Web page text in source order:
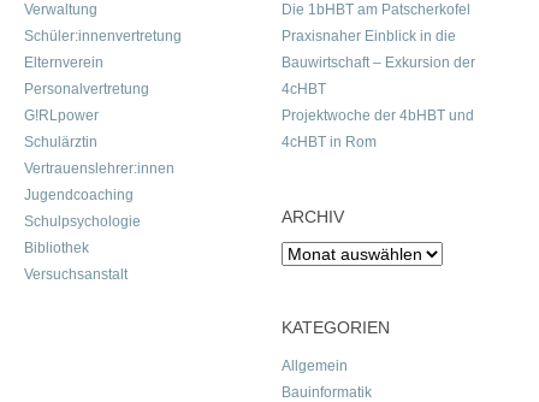
Verwaltung
Schüler:innenvertretung
Elternverein
Personalvertretung
G!RLpower
Schulärztin
Vertrauenslehrer:innen
Jugendcoaching
Schulpsychologie
Bibliothek
Versuchsanstalt
Die 1bHBT am Patscherkofel
Praxisnaher Einblick in die
Bauwirtschaft – Exkursion der
4cHBT
Projektwoche der 4bHBT und
4cHBT in Rom
ARCHIV
Archiv
KATEGORIEN
Allgemein
Bauinformatik